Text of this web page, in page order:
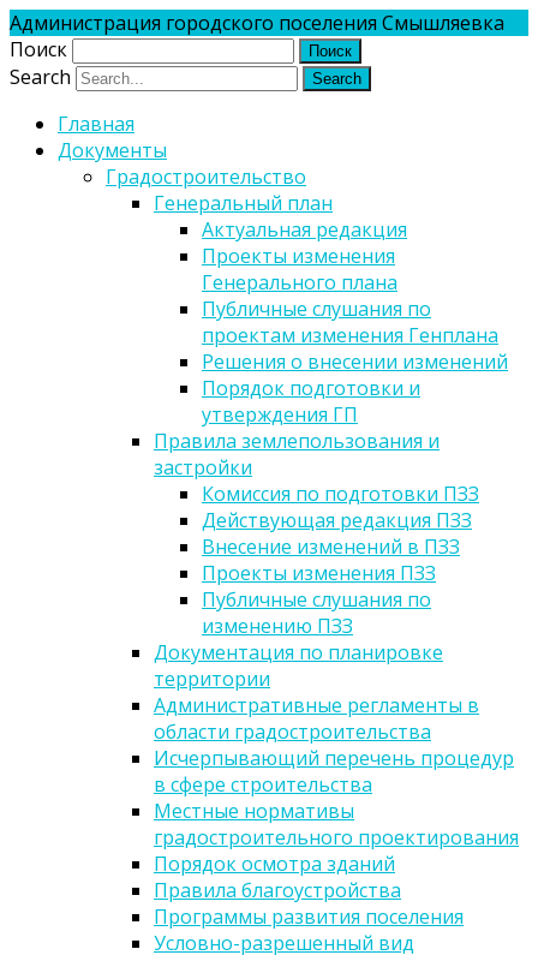
Администрация городского поселения Смышляевка
Поиск
Search
Главная
Документы
Градостроительство
Генеральный план
Актуальная редакция
Проекты изменения
Генерального плана
Публичные слушания по
проектам изменения Генплана
Решения о внесении изменений
Порядок подготовки и
утверждения ГП
Правила землепользования и
застройки
Комиссия по подготовки ПЗЗ
Действующая редакция ПЗЗ
Внесение изменений в ПЗЗ
Проекты изменения ПЗЗ
Публичные слушания по
изменению ПЗЗ
Документация по планировке
территории
Административные регламенты в
области градостроительства
Исчерпывающий перечень процедур
в сфере строительства
Местные нормативы
градостроительного проектирования
Порядок осмотра зданий
Правила благоустройства
Программы развития поселения
Условно-разрешенный вид